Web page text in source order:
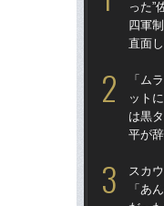
った”
四軍
直面
「ム
ット
は黒
平が
スカ
「あ